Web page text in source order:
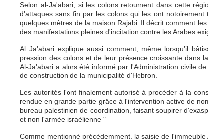
Selon al-Ja'abari, si les colons retournent dans cette
d'attaques sans fin par les colons qui les ont
quelques mètres de la maison Rajabi. Il décrit comment
des manifestations pleines d'incitation contre les Arabes
Al Ja'abari explique aussi comment, même lorsqu’il
pression des colons et de leur présence croissante dans
Al-Ja'abari a alors été informé par l'Administration civile
de construction de la municipalité d'Hébron.
Les autorités l'ont finalement autorisé à procéder à la
rendue en grande partie grâce à l'intervention active de
bureau palestinien de coordination, faisant soupirer
et non l'armée israélienne "
Comme mentionné précédemment, la saisie de